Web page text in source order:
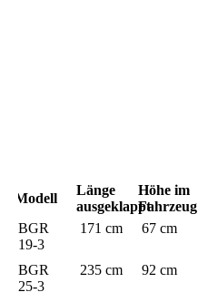
Modell
Länge
ausgeklappt
Höhe im
Fahrzeug
BGR
19-3
171 cm 67 cm
BGR
25-3
235 cm 92 cm